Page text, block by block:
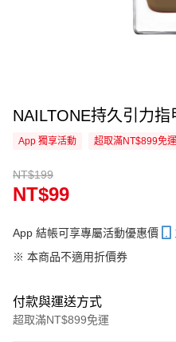
NAILTONE持久引力
App 獨享活動 超取滿NT$899免運
NT$199
NT$99
App 結帳可享專屬活動優惠價
※ 本商品不適用折價券
付款與運送方式
超取滿NT$899免運